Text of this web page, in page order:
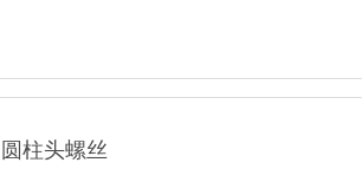
圆柱头螺丝